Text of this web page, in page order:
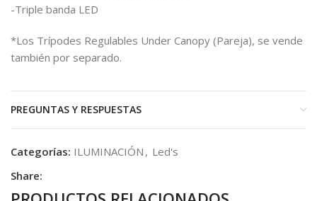
-Triple banda LED
*Los Trípodes Regulables Under Canopy (Pareja), se vende
también por separado.
PREGUNTAS Y RESPUESTAS
Categorías: ILUMINACIÓN , Led's
Share: